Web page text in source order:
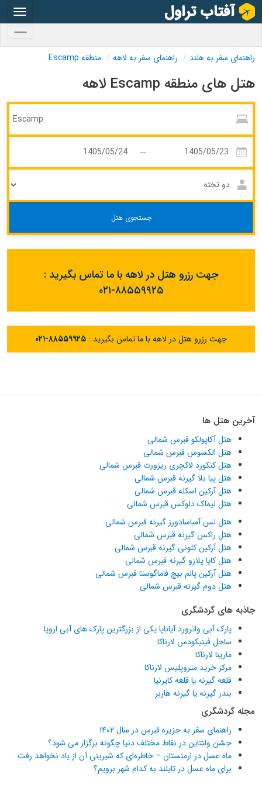
راهنمای سفر به هلند راهنمای سفر به لاهه منطقه Escamp
هتل های منطقه Escamp لاهه
جستجوی هتل
جهت رزرو هتل در لاهه با ما تماس بگیرید :
۰۲۱-۸۸۵۵۹۹۲۵
جهت رزرو هتل در لاهه با ما تماس بگیرید : ۰۲۱-۸۸۵۵۹۹۲۵
آخرین هتل ها
هتل آکاپولکو قبرس شمالی
هتل الکسوس قبرس شمالی
هتل کنکورد لاکچری ریزورت قبرس شمالی
هتل پیا بلا گیرنه قبرس شمالی
هتل آرکین اسکله قبرس شمالی
هتل لیماک دلوکس قبرس شمالی
هتل لس آمباسادورز گیرنه قبرس شمالی
هتل راکس گیرنه قبرس شمالی
هتل آرکین کلونی گیرنه قبرس شمالی
هتل کایا پلازو گیرنه قبرس شمالی
هتل آرکین پالم بیچ فاماگوستا قبرس شمالی
هتل دوم گیرنه قبرس شمالی
جاذبه های گردشگری
پارک آبی واترورد آیاناپا یکی از بزرگترین پارک های آبی اروپا
ساحل فینیکودس لارناکا
مارینا لارناکا
مرکز خرید متروپلیس لارناکا
قلعه گیرنه یا قلعه کایرنیا
بندر گیرنه یا گیرنه هاربر
مجله گردشگری
راهنمای سفر به جزیره قبرس در سال ۱۴۰۲
جشن ولنتاین در نقاط مختلف دنیا چگونه برگزار می شود؟
ماه عسل در ارمنستان – خاطره‌ای که شیرینی آن از یاد نخواهد رفت
برای ماه عسل در تایلند به کدام شهر برویم؟